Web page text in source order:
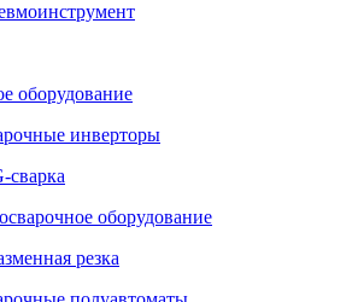
оборудование
инверторы
сварка
оборудование
резка